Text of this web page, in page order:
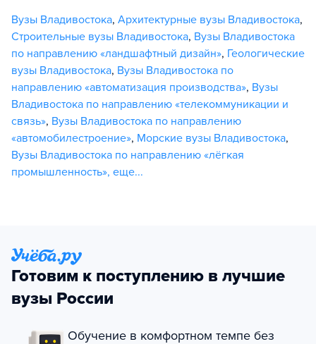
Вузы Владивостока, Архитектурные вузы Владивостока,
Строительные вузы Владивостока, Вузы Владивостока
по направлению «ландшафтный дизайн», Геологические
вузы Владивостока, Вузы Владивостока по
направлению «автоматизация производства», Вузы
Владивостока по направлению «телекоммуникации и
связь», Вузы Владивостока по направлению
«автомобилестроение», Морские вузы Владивостока,
Вузы Владивостока по направлению «лёгкая
промышленность», еще...
Готовим к поступлению в лучшие
вузы России
Обучение в комфортном темпе без